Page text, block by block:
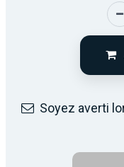
Soyez averti